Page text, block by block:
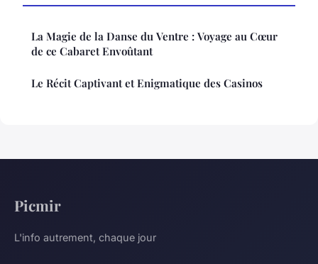
La Magie de la Danse du Ventre : Voyage au Cœur
de ce Cabaret Envoûtant
Le Récit Captivant et Enigmatique des Casinos
Picmir
L'info autrement, chaque jour